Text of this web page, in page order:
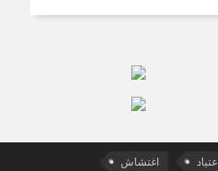
اعتیاد اغتشاش